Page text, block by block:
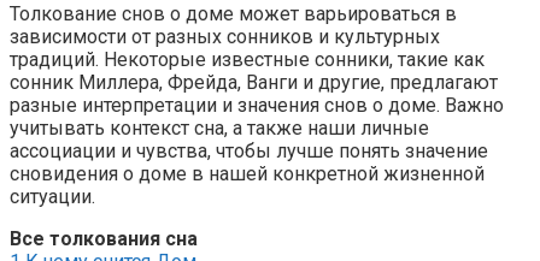
Толкование снов о доме может варьироваться в
зависимости от разных сонников и культурных
традиций. Некоторые известные сонники, такие как
сонник Миллера, Фрейда, Ванги и другие, предлагают
разные интерпретации и значения снов о доме. Важно
учитывать контекст сна, а также наши личные
ассоциации и чувства, чтобы лучше понять значение
сновидения о доме в нашей конкретной жизненной
ситуации.
Все толкования сна